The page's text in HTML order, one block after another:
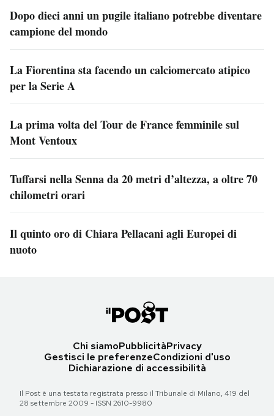
Dopo dieci anni un pugile italiano potrebbe diventare
campione del mondo
La Fiorentina sta facendo un calciomercato atipico
per la Serie A
La prima volta del Tour de France femminile sul
Mont Ventoux
Tuffarsi nella Senna da 20 metri d’altezza, a oltre 70
chilometri orari
Il quinto oro di Chiara Pellacani agli Europei di
nuoto
Chi siamoPubblicitàPrivacy
Gestisci le preferenzeCondizioni d'uso
Dichiarazione di accessibilità
Il Post è una testata registrata presso il Tribunale di Milano, 419 del
28 settembre 2009 - ISSN 2610-9980